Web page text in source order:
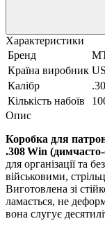
Характеристики
Бренд
Країна виробник
Калібр
Кількість набоїв
Опис
Коробка для
.308 Win (димчасто-
для організації та
військовими,
Виготовлена зі
ламається, не
вона слугує